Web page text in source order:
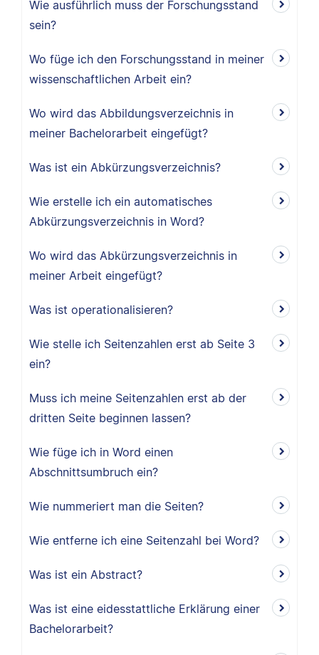
Wie ausführlich muss der Forschungsstand
sein?
Wo füge ich den Forschungsstand in meiner
wissenschaftlichen Arbeit ein?
Wo wird das Abbildungsverzeichnis in
meiner Bachelorarbeit eingefügt?
Was ist ein Abkürzungsverzeichnis?
Wie erstelle ich ein automatisches
Abkürzungsverzeichnis in Word?
Wo wird das Abkürzungsverzeichnis in
meiner Arbeit eingefügt?
Was ist operationalisieren?
Wie stelle ich Seitenzahlen erst ab Seite 3
ein?
Muss ich meine Seitenzahlen erst ab der
dritten Seite beginnen lassen?
Wie füge ich in Word einen
Abschnittsumbruch ein?
Wie nummeriert man die Seiten?
Wie entferne ich eine Seitenzahl bei Word?
Was ist ein Abstract?
Was ist eine eidesstattliche Erklärung einer
Bachelorarbeit?